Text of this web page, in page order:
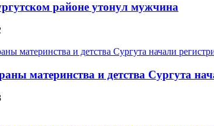
районе утонул мужчина
материнства и детства Сургута